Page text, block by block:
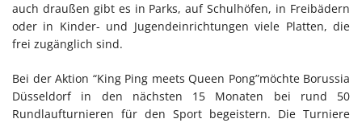
auch draußen gibt es in Parks, auf Schulhöfen, in Freibädern
oder in Kinder- und Jugendeinrichtungen viele Platten, die
frei zugänglich sind.
Bei der Aktion “King Ping meets Queen Pong”möchte Borussia
Düsseldorf in den nächsten 15 Monaten bei rund 50
Rundlaufturnieren für den Sport begeistern. Die Turniere